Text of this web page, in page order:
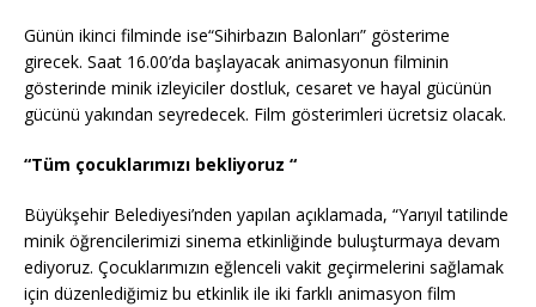
Günün ikinci filminde ise“Sihirbazın Balonları” gösterime
girecek. Saat 16.00’da başlayacak animasyonun filminin
gösterinde minik izleyiciler dostluk, cesaret ve hayal gücünün
gücünü yakından seyredecek. Film gösterimleri ücretsiz olacak.
“Tüm çocuklarımızı bekliyoruz “
Büyükşehir Belediyesi’nden yapılan açıklamada, “Yarıyıl tatilinde
minik öğrencilerimizi sinema etkinliğinde buluşturmaya devam
ediyoruz. Çocuklarımızın eğlenceli vakit geçirmelerini sağlamak
için düzenlediğimiz bu etkinlik ile iki farklı animasyon film